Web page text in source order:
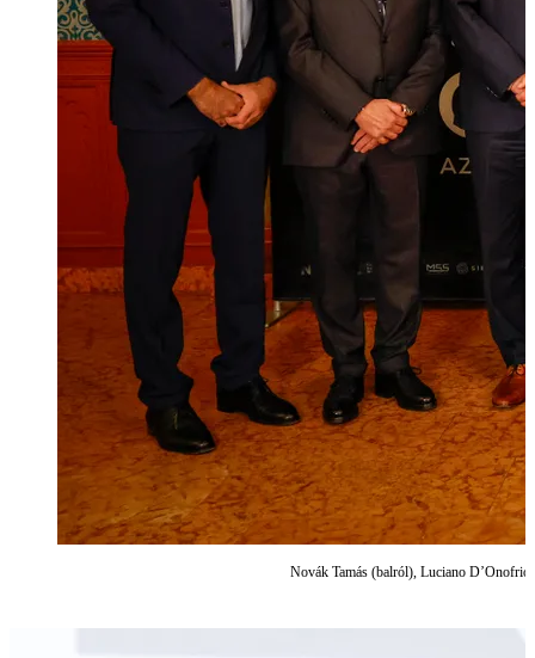
Novák Tamás (balról), Luciano